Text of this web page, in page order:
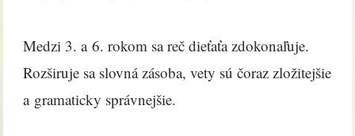
Medzi 3. a 6. rokom sa reč dieťaťa zdokonaľuje.
Rozširuje sa slovná zásoba, vety sú čoraz zložitejšie
a gramaticky správnejšie.